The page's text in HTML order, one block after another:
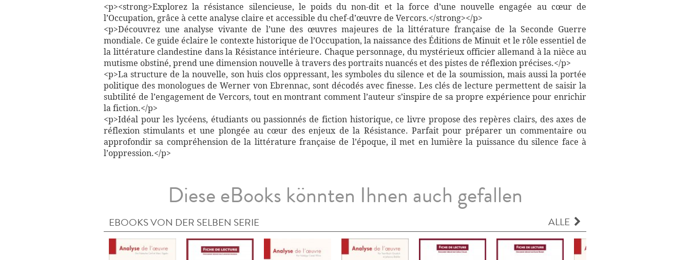
<p><strong>Explorez la résistance silencieuse, le poids du non-dit et la force d’une nouvelle engagée au cœur de
l’Occupation, grâce à cette analyse claire et accessible du chef-d’œuvre de Vercors.</strong></p>
<p>Découvrez une analyse vivante de l’une des œuvres majeures de la littérature française de la Seconde Guerre
mondiale. Ce guide éclaire le contexte historique de l’Occupation, la naissance des Éditions de Minuit et le rôle essentiel de
la littérature clandestine dans la Résistance intérieure. Chaque personnage, du mystérieux officier allemand à la nièce au
mutisme obstiné, prend une dimension nouvelle à travers des portraits nuancés et des pistes de réflexion précises.</p>
<p>La structure de la nouvelle, son huis clos oppressant, les symboles du silence et de la soumission, mais aussi la portée
politique des monologues de Werner von Ebrennac, sont décodés avec finesse. Les clés de lecture permettent de saisir la
subtilité de l’engagement de Vercors, tout en montrant comment l’auteur s’inspire de sa propre expérience pour enrichir
la fiction.</p>
<p>Idéal pour les lycéens, étudiants ou passionnés de fiction historique, ce livre propose des repères clairs, des axes de
réflexion stimulants et une plongée au cœur des enjeux de la Résistance. Parfait pour préparer un commentaire ou
approfondir sa compréhension de la littérature française de l’époque, il met en lumière la puissance du silence face à
l’oppression.</p>
Diese eBooks könnten Ihnen auch gefallen
EBOOKS VON DER SELBEN SERIE ALLE